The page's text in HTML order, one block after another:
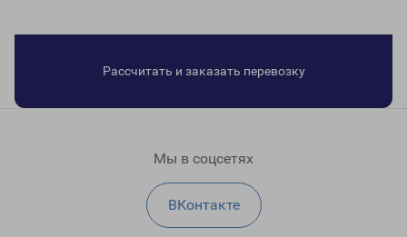
Рассчитать и заказать перевозку
Мы в соцсетях
ВКонтакте